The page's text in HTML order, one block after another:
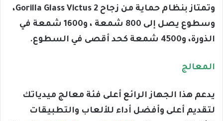
وتمتاز بنظام حماية من زجاح Gorilla Glass Victus 2،
وسطوع يصل إلى 800 شمعة ، و1600 شمعة في
الذورة، و4500 شمعة كحد أقصى في السطوع.
المعالج
يدعم هذا الجهاز الرائع أعلى فئة معالج ميدياتك
لتقديم أعلى وأفضل أداء للألعاب والتطبيقات